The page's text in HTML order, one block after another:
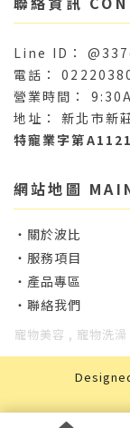
新北市新
特寵業字第
關於波比
服務項目
產品專區
聯絡我們
寵物美容 寵物洗澡